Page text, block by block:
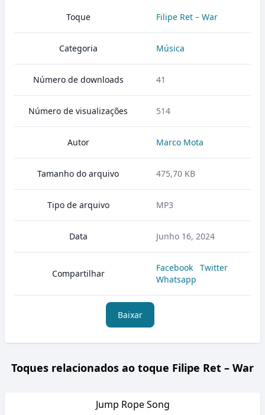
Toque Filipe Ret – War
Categoria Música
Número de downloads 41
Número de visualizações 514
Autor Marco Mota
Tamanho do arquivo 475,70 KB
Tipo de arquivo MP3
Data Junho 16, 2024
Compartilhar
Facebook
Twitter
Whatsapp
Baixar
Toques relacionados ao toque Filipe Ret – War
Jump Rope Song